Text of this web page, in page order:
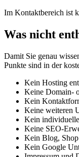
Im Kontaktbereich ist
Was nicht
Damit Sie genau
Punkte sind in der
Kein Hosting
Keine Domain-
Kein
Keine weiteren
Kein
Keine SEO-
Kein Blog,
Kein Google